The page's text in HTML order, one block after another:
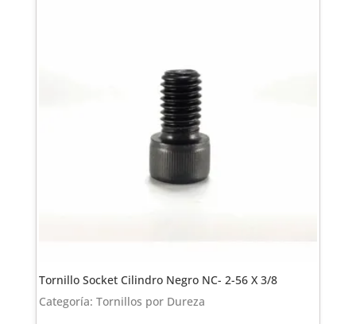
Tornillo Socket Cilindro Negro NC- 2-56 X 3/8
Categoría: Tornillos por Dureza